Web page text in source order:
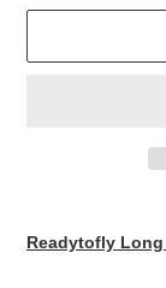
to
Readytofly